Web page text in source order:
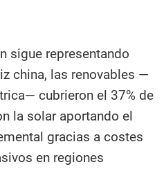
sigue representando
china, las renovables —
cubrieron el 37% de
la solar aportando el
gracias a costes
en regiones